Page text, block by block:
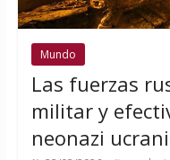
Mundo
Las fuerzas
militar y
neonazi